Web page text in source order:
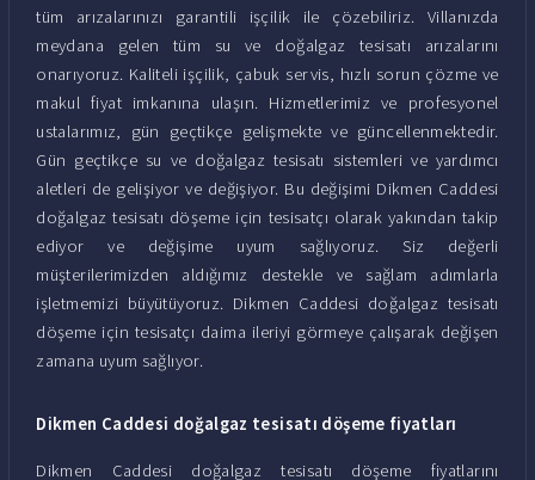
tüm arızalarınızı garantili işçilik ile çözebiliriz. Villanızda
meydana gelen tüm su ve doğalgaz tesisatı arızalarını
onarıyoruz. Kaliteli işçilik, çabuk servis, hızlı sorun çözme ve
makul fiyat imkanına ulaşın. Hizmetlerimiz ve profesyonel
ustalarımız, gün geçtikçe gelişmekte ve güncellenmektedir.
Gün geçtikçe su ve doğalgaz tesisatı sistemleri ve yardımcı
aletleri de gelişiyor ve değişiyor. Bu değişimi Dikmen Caddesi
doğalgaz tesisatı döşeme için tesisatçı olarak yakından takip
ediyor ve değişime uyum sağlıyoruz. Siz değerli
müşterilerimizden aldığımız destekle ve sağlam adımlarla
işletmemizi büyütüyoruz. Dikmen Caddesi doğalgaz tesisatı
döşeme için tesisatçı daima ileriyi görmeye çalışarak değişen
zamana uyum sağlıyor.
Dikmen Caddesi doğalgaz tesisatı döşeme fiyatları
Dikmen Caddesi doğalgaz tesisatı döşeme fiyatlarını